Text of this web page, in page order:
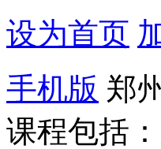
设为首页
手机版 郑
课程包括